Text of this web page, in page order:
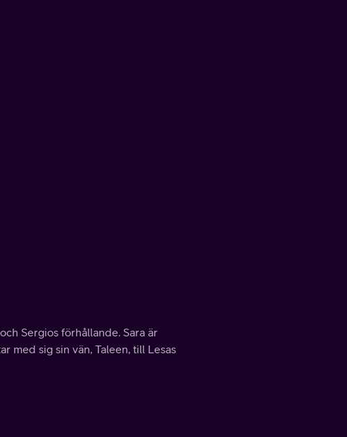
Sergios förhållande. Sara är
med sig sin vän, Taleen, till Lesas